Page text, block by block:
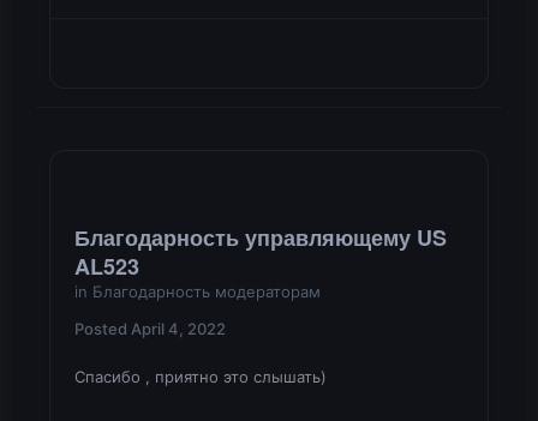
Благодарность управляющему US
AL523
in Благодарность модераторам
Posted April 4, 2022
Спасибо , приятно это слышать)